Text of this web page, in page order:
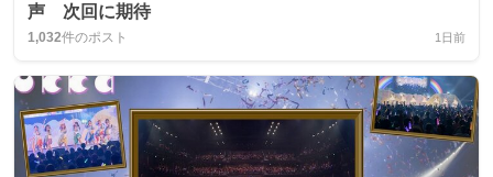
声 次回に期待
1,032件のポスト 1日前